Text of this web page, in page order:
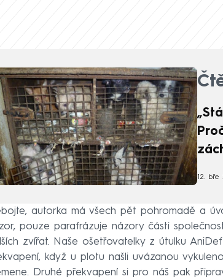
12. bře
autorka má všech pět pohromadě a
pouze parafrázuje názory části
zvířat. Naše ošetřovatelky z útulku
když u plotu našli uvázanou
Druhé překvapení si pro náš pak